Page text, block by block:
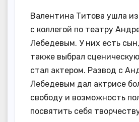
Валентина Титова ушла
с коллегой по театру
Лебедевым. У них есть
также выбрал
стал актером. Развод с
Лебедевым дал актрисе
свободу и возможность
посвятить себя